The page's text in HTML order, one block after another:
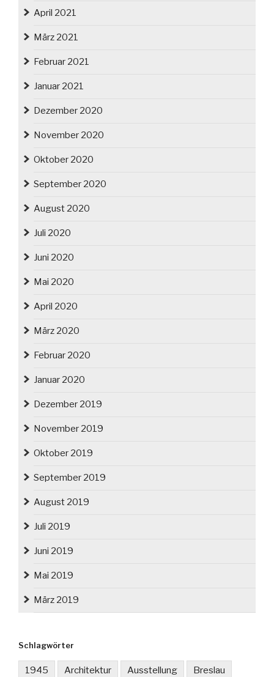
April 2021
März 2021
Februar 2021
Januar 2021
Dezember 2020
November 2020
Oktober 2020
September 2020
August 2020
Juli 2020
Juni 2020
Mai 2020
April 2020
März 2020
Februar 2020
Januar 2020
Dezember 2019
November 2019
Oktober 2019
September 2019
August 2019
Juli 2019
Juni 2019
Mai 2019
März 2019
Schlagwörter
1945 Architektur Ausstellung Breslau